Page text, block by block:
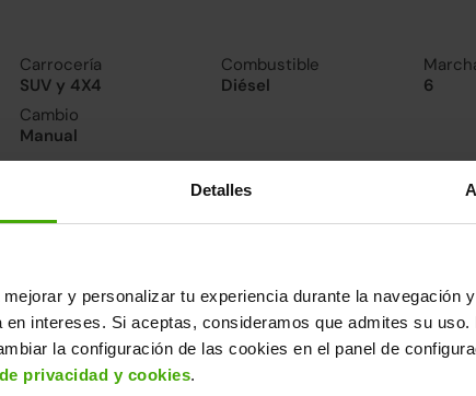
Detalles
y personalizar tu experiencia durante la navegación
en intereses. Si aceptas, consideramos que admites su
la configuración de las cookies en el panel de
privacidad y cookies.
Carrocería
SUV y 4X4
Combustible
Diésel
6
Cambio
Manual
y emisiones
Consumo carretera
4l/100
datos